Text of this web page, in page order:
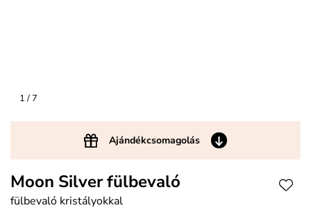
1/ 7
Ajándékcsomagolás
Moon Silver fülbevaló
fülbevaló kristályokkal